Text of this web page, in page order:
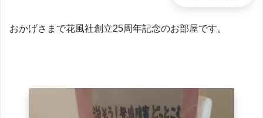
おかげさまで花風社創立25周年記念のお部屋です。